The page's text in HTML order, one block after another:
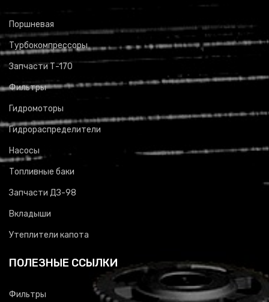
Поршневая
Турбокомпрессоры
Запчасти Т-170
Фильтры
Гидромоторы
Гидрораспределители
Насосы
Топливные баки
Запчасти ДЗ-98
Вкладыши
Утеплители капота
ПОЛЕЗНЫЕ ССЫЛКИ
Фильтры